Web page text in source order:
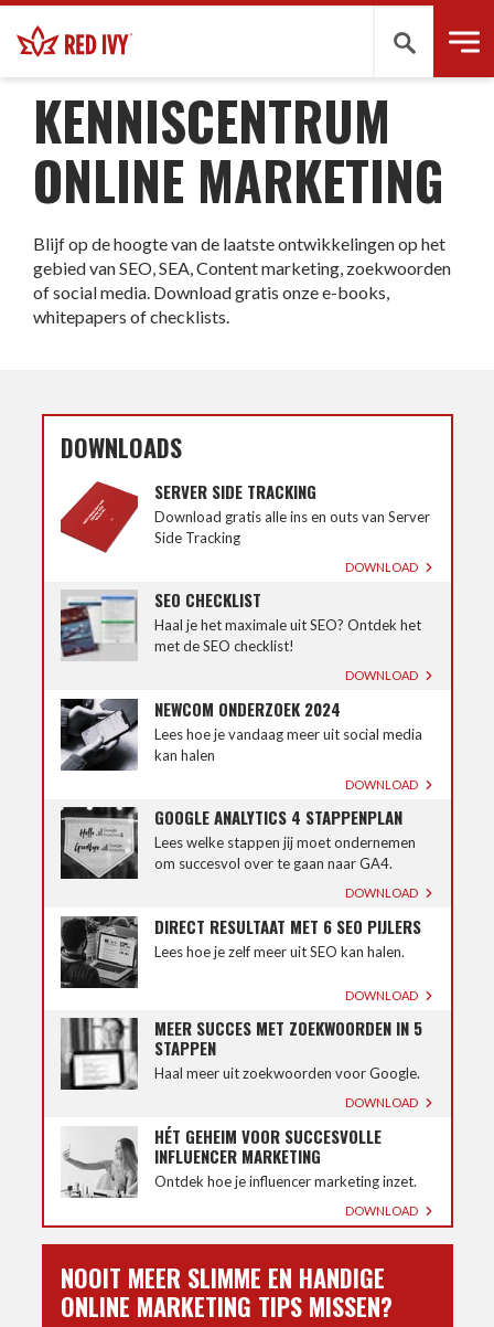
Zoeken
KENNISCENTRUM
KENNISCENTRUM
ONLINE MARKETING
Blijf op de hoogte van de laatste ontwikkelingen op het
gebied van SEO, SEA, Content marketing, zoekwoorden
of social media. Download gratis onze e-books,
whitepapers of checklists.
DOWNLOADS
SERVER SIDE TRACKING
Download gratis alle ins en outs van Server
Side Tracking
DOWNLOAD
SEO CHECKLIST
Haal je het maximale uit SEO? Ontdek het
met de SEO checklist!
DOWNLOAD
NEWCOM ONDERZOEK 2024
Lees hoe je vandaag meer uit social media
kan halen
DOWNLOAD
GOOGLE ANALYTICS 4 STAPPENPLAN
Lees welke stappen jij moet ondernemen
om succesvol over te gaan naar GA4.
DOWNLOAD
DIRECT RESULTAAT MET 6 SEO PIJLERS
Lees hoe je zelf meer uit SEO kan halen.
DOWNLOAD
MEER SUCCES MET ZOEKWOORDEN IN 5
STAPPEN
Haal meer uit zoekwoorden voor Google.
DOWNLOAD
HÉT GEHEIM VOOR SUCCESVOLLE
INFLUENCER MARKETING
Ontdek hoe je influencer marketing inzet.
DOWNLOAD
NOOIT MEER SLIMME EN HANDIGE
ONLINE MARKETING TIPS MISSEN?